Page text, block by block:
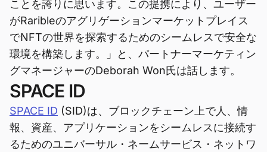
ことを誇りに思います。この提携により、ユーザー
がRaribleのアグリゲーションマーケットプレイス
でNFTの世界を探索するためのシームレスで安全な
環境を構築します。」と、パートナーマーケティン
グマネージャーのDeborah Won氏は話します。
SPACE ID
SPACE ID (SID)は、ブロックチェーン上で人、情
報、資産、アプリケーションをシームレスに接続す
るためのユニバーサル・ネームサービス・ネットワ